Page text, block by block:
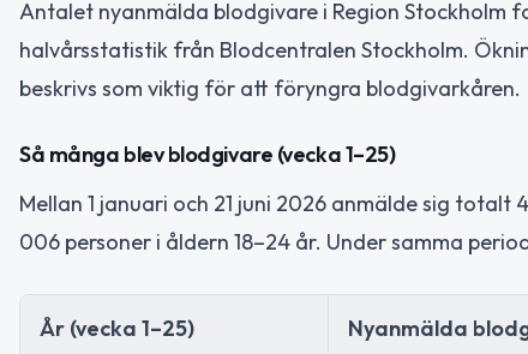
Antalet nyanmälda blodgivare i Region
halvårsstatistik från Blodcentralen Stockholm.
beskrivs som viktig för att föryngra blodgivarkåren.
Så många blev blodgivare (vecka 1–25)
Mellan 1 januari och 21 juni 2026 anmälde sig totalt
006 personer i åldern 18–24 år. Under samma
År (vecka 1–25) Nyanmälda